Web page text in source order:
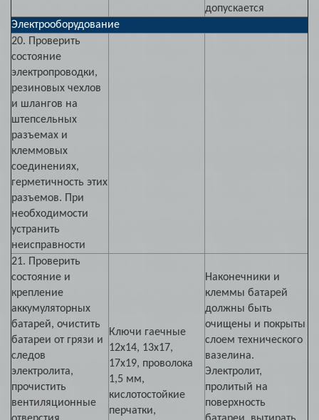
допускается
Электрооборудование
20. Проверить
состояние
электропроводки,
резиновых чехлов
и шлангов на
штепсельных
разъемах и
клеммовых
соединениях,
герметичность этих
разъемов. При
необходимости
устранить
неисправности
21. Проверить
состояние и
крепление
аккумуляторных
батарей, очистить
батареи от грязи и
следов
электролита,
прочистить
вентиляционные
Ключи гаечные
12х14, 13х17,
17х19, проволока
1,5 мм,
кислотостойкие
перчатки,
Наконечники и
клеммы батарей
должны быть
очищены и покрыты
слоем технического
вазелина.
Электролит,
пролитый на
поверхность